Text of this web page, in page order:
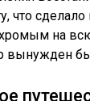
что сделало
на